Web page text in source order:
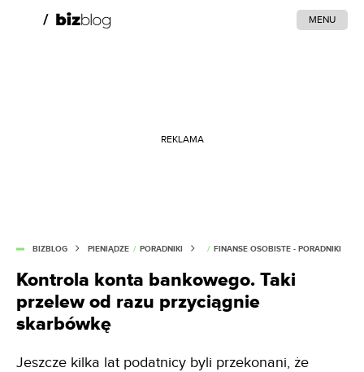
MENU
REKLAMA
BIZBLOG PIENIĄDZE / PORADNIKI / FINANSE OSOBISTE - PORADNIKI
Kontrola konta bankowego. Taki
przelew od razu przyciągnie
skarbówkę
Jeszcze kilka lat podatnicy byli przekonani, że